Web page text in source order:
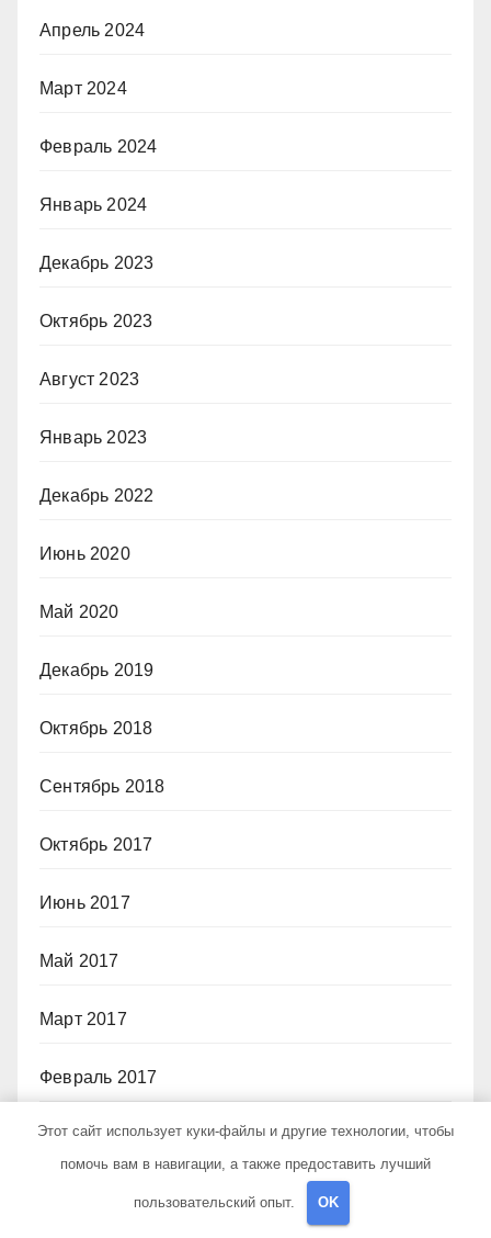
Апрель 2024
Март 2024
Февраль 2024
Январь 2024
Декабрь 2023
Октябрь 2023
Август 2023
Январь 2023
Декабрь 2022
Июнь 2020
Май 2020
Декабрь 2019
Октябрь 2018
Сентябрь 2018
Октябрь 2017
Июнь 2017
Май 2017
Март 2017
Февраль 2017
Июль 2012
Этот сайт использует куки-файлы и другие технологии, чтобы
помочь вам в навигации, а также предоставить лучший
пользовательский опыт. OK